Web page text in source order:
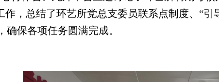
作，总结了环艺所党总支委员联系点制度、“
保各项任务圆满完成。